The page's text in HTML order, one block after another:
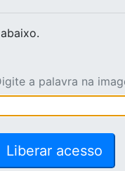
a palavra na